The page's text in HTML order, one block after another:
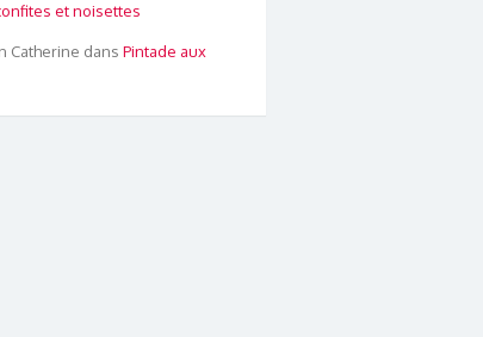
et noisettes
Catherine dans Pintade aux